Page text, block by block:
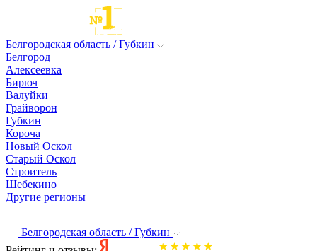
Белгородская область / Губкин
Белгород
Алексеевка
Бирюч
Валуйки
Грайворон
Губкин
Короча
Новый Оскол
Старый Оскол
Строитель
Шебекино
Другие регионы
Белгородская область / Губкин